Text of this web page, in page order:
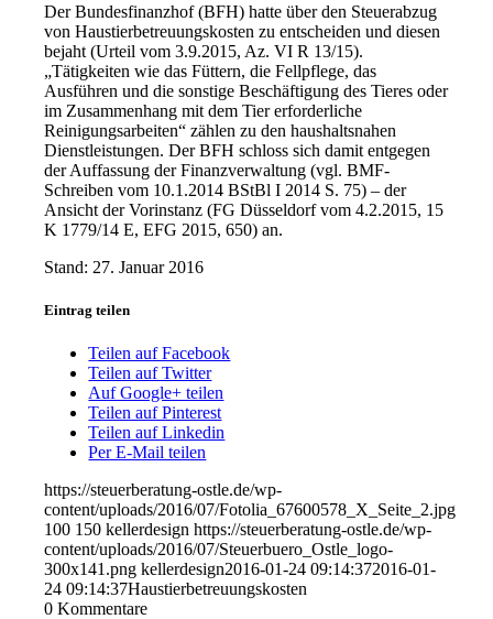
Der Bundesfinanzhof (BFH) hatte über den Steuerabzug
von Haustierbetreuungskosten zu entscheiden und diesen
bejaht (Urteil vom 3.9.2015, Az. VI R 13/15).
„Tätigkeiten wie das Füttern, die Fellpflege, das
Ausführen und die sonstige Beschäftigung des Tieres oder
im Zusammenhang mit dem Tier erforderliche
Reinigungsarbeiten“ zählen zu den haushaltsnahen
Dienstleistungen. Der BFH schloss sich damit entgegen
der Auffassung der Finanzverwaltung (vgl. BMF-
Schreiben vom 10.1.2014 BStBl I 2014 S. 75) – der
Ansicht der Vorinstanz (FG Düsseldorf vom 4.2.2015, 15
K 1779/14 E, EFG 2015, 650) an.
Stand: 27. Januar 2016
Eintrag teilen
Teilen auf Facebook
Teilen auf Twitter
Auf Google+ teilen
Teilen auf Pinterest
Teilen auf Linkedin
Per E-Mail teilen
https://steuerberatung-ostle.de/wp-
content/uploads/2016/07/Fotolia_67600578_X_Seite_2.jpg
100 150 kellerdesign https://steuerberatung-ostle.de/wp-
content/uploads/2016/07/Steuerbuero_Ostle_logo-
300x141.png kellerdesign2016-01-24 09:14:372016-01-
24 09:14:37Haustierbetreuungskosten
0 Kommentare